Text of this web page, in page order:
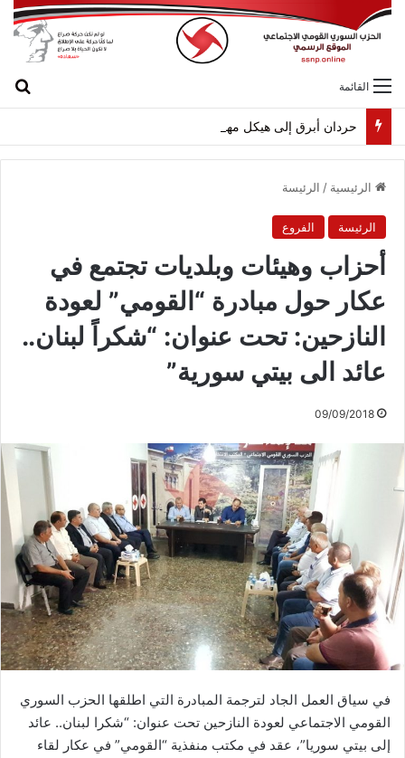
القائمة
حردان أبرق إلى هيكل مهنئاً بمناسبة عيد الجيش
الرئيسية / الرئيسة
الرئيسة الفروع
أحزاب وهيئات وبلديات تجتمع في
عكار حول مبادرة “القومي” لعودة
النازحين: تحت عنوان: “شكراً لبنان..
عائد الى بيتي سورية”
09/09/2018
في سياق العمل الجاد لترجمة المبادرة التي اطلقها الحزب السوري
القومي الاجتماعي لعودة النازحين تحت عنوان: “شكرا لبنان.. عائد
إلى بيتي سوريا”، عقد في مكتب منفذية “القومي” في عكار لقاء